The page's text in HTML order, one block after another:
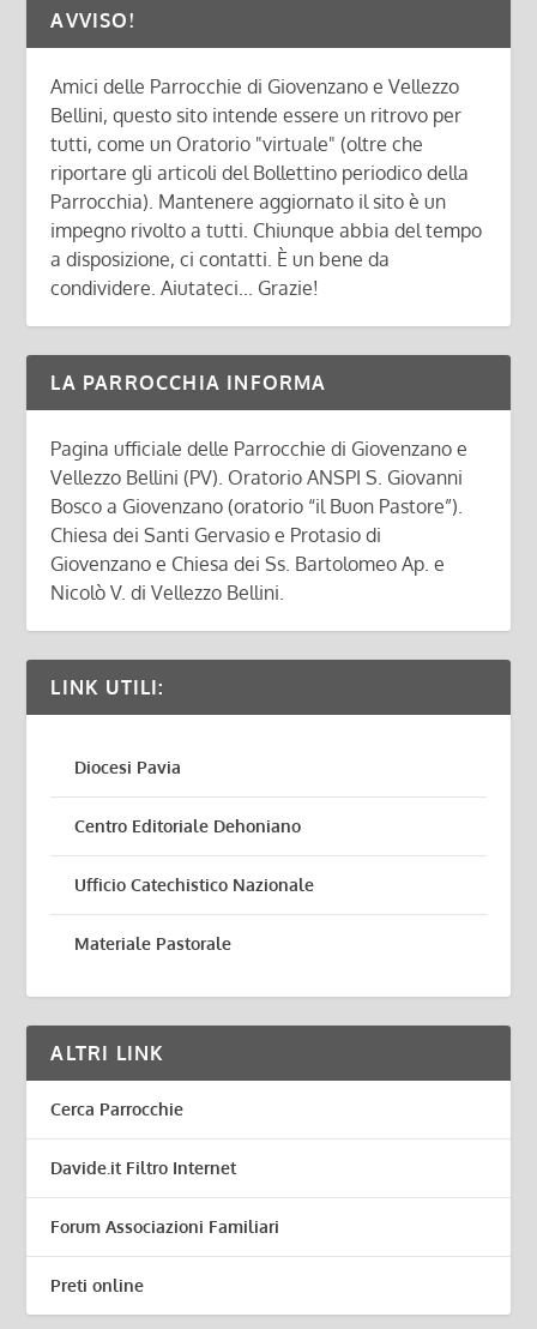
AVVISO!
Amici delle Parrocchie di Giovenzano e Vellezzo
Bellini, questo sito intende essere un ritrovo per
tutti, come un Oratorio "virtuale" (oltre che
riportare gli articoli del Bollettino periodico della
Parrocchia). Mantenere aggiornato il sito è un
impegno rivolto a tutti. Chiunque abbia del tempo
a disposizione, ci contatti. È un bene da
condividere. Aiutateci... Grazie!
LA PARROCCHIA INFORMA
Pagina ufficiale delle Parrocchie di Giovenzano e
Vellezzo Bellini (PV). Oratorio ANSPI S. Giovanni
Bosco a Giovenzano (oratorio “il Buon Pastore”).
Chiesa dei Santi Gervasio e Protasio di
Giovenzano e Chiesa dei Ss. Bartolomeo Ap. e
Nicolò V. di Vellezzo Bellini.
LINK UTILI:
Diocesi Pavia
Centro Editoriale Dehoniano
Ufficio Catechistico Nazionale
Materiale Pastorale
ALTRI LINK
Cerca Parrocchie
Davide.it Filtro Internet
Forum Associazioni Familiari
Preti online